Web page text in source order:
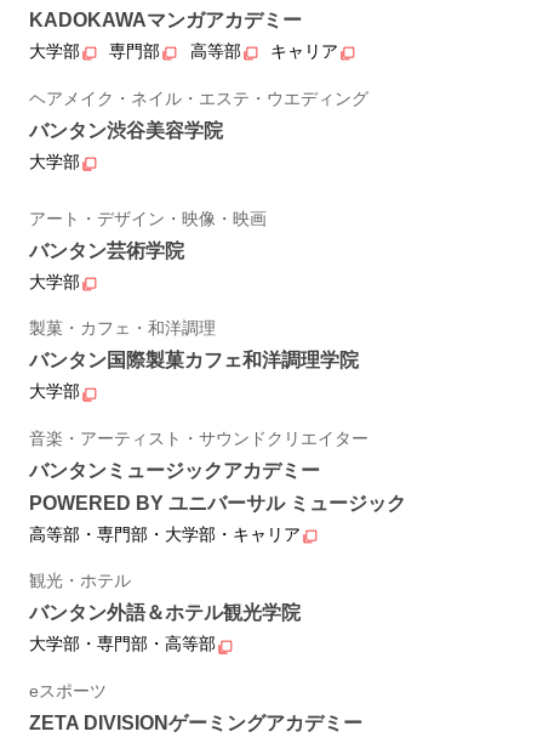
KADOKAWAマンガアカデミー
大学部 専門部 高等部 キャリア
ヘアメイク・ネイル・エステ・ウエディング
バンタン渋谷美容学院
大学部
アート・デザイン・映像・映画
バンタン芸術学院
大学部
製菓・カフェ・和洋調理
バンタン国際製菓カフェ和洋調理学院
大学部
音楽・アーティスト・サウンドクリエイター
バンタンミュージックアカデミー
POWERED BY ユニバーサル ミュージック
高等部・専門部・大学部・キャリア
観光・ホテル
バンタン外語＆ホテル観光学院
大学部・専門部・高等部
eスポーツ
ZETA DIVISIONゲーミングアカデミー